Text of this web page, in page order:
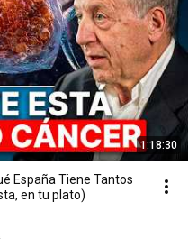
1:18:30
España Tiene Tantos
en tu plato)